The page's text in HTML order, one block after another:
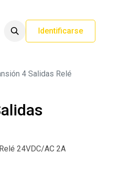
Identificarse
4 Salidas Relé
24VDC/AC 2A